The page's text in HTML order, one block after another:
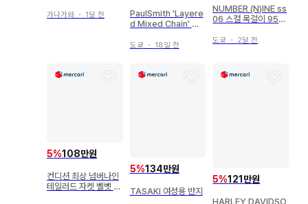
가나가와 ・ 1달 전
PaulSmith 'Layere
d Mixed Chain' 팔
도쿄 ・ 18일 전
NUMBER (N)INE ss
06 스컬 목걸이 950
도쿄 ・ 2달 전
5%108만원
컨디션 최상 넘버나인
테일러드 자켓 벨벳 피
5%134만원
TASAKI 여성용 반지
5%121만원
HARLEY DAVIDSO